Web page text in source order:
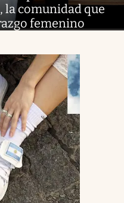
la comunidad que
femenino